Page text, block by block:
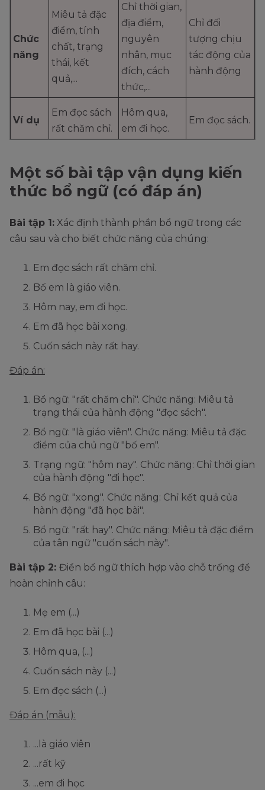
Chức
năng
Miêu tả đặc
điểm, tính
chất, trạng
thái, kết
quả,...
Chỉ thời gian,
địa điểm,
nguyên
nhân, mục
đích, cách
thức,...
Chỉ đối
tượng chịu
tác động của
hành động
Ví dụ
Em đọc sách
rất chăm chỉ.
Hôm qua,
em đi học.
Em đọc sách.
Một số bài tập vận dụng kiến
thức bổ ngữ (có đáp án)
Bài tập 1: Xác định thành phần bổ ngữ trong các
câu sau và cho biết chức năng của chúng:
Em đọc sách rất chăm chỉ.
Bố em là giáo viên.
Hôm nay, em đi học.
Em đã học bài xong.
Cuốn sách này rất hay.
Đáp án:
Bổ ngữ: "rất chăm chỉ". Chức năng: Miêu tả
trạng thái của hành động "đọc sách".
Bổ ngữ: "là giáo viên". Chức năng: Miêu tả đặc
điểm của chủ ngữ "bố em".
Trạng ngữ: "hôm nay". Chức năng: Chỉ thời gian
của hành động "đi học".
Bổ ngữ: "xong". Chức năng: Chỉ kết quả của
hành động "đã học bài".
Bổ ngữ: "rất hay". Chức năng: Miêu tả đặc điểm
của tân ngữ "cuốn sách này".
Bài tập 2: Điền bổ ngữ thích hợp vào chỗ trống để
hoàn chỉnh câu:
Mẹ em (...)
Em đã học bài (...)
Hôm qua, (...)
Cuốn sách này (...)
Em đọc sách (...)
Đáp án (mẫu):
...là giáo viên
...rất kỹ
...em đi học